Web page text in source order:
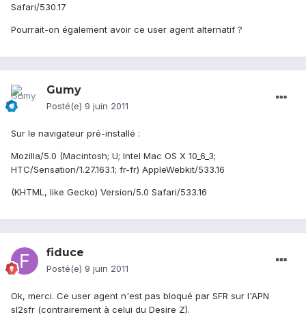
Safari/530.17
Pourrait-on également avoir ce user agent alternatif ?
Gumy
Posté(e) 9 juin 2011
Sur le navigateur pré-installé :
Mozilla/5.0 (Macintosh; U; Intel Mac OS X 10_6_3;
HTC/Sensation/1.27.163.1; fr-fr) AppleWebkit/533.16
(KHTML, like Gecko) Version/5.0 Safari/533.16
fiduce
Posté(e) 9 juin 2011
Ok, merci. Ce user agent n'est pas bloqué par SFR sur l'APN
sl2sfr (contrairement à celui du Desire Z).